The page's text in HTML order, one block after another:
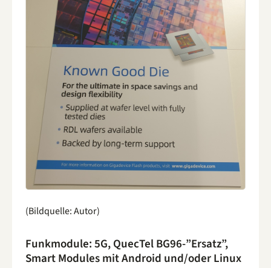
(Bildquelle: Autor)
Funkmodule: 5G, QuecTel BG96-”Ersatz”,
Smart Modules mit Android und/oder Linux